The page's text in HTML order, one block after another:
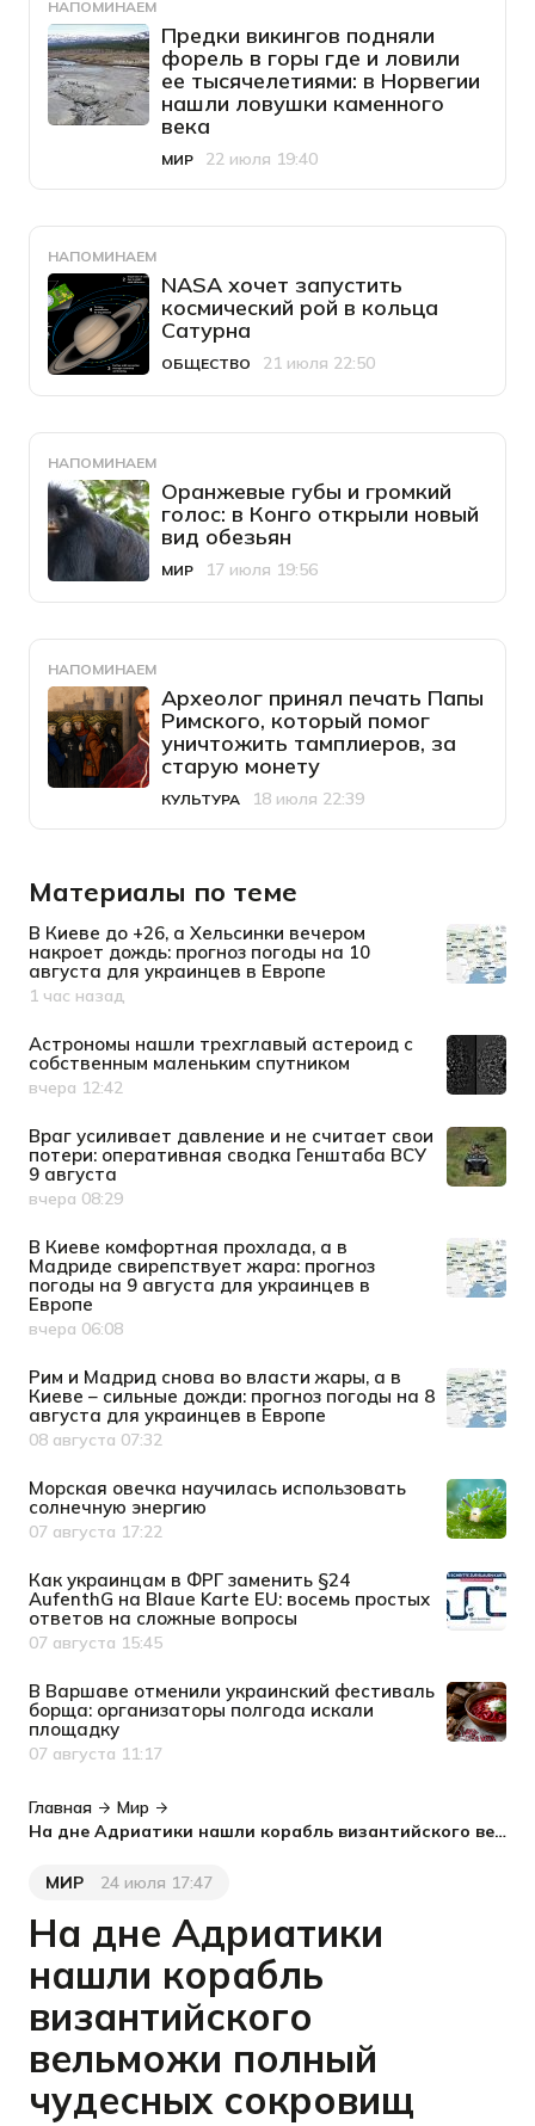
НАПОМИНАЕМ
Предки викингов подняли
форель в горы где и ловили
ее тысячелетиями: в Норвегии
нашли ловушки каменного
века
Категория
МИР
Дата публикации
22 июля 19:40
НАПОМИНАЕМ
NASA хочет запустить
космический рой в кольца
Сатурна
Категория
ОБЩЕСТВО
Дата публикации
21 июля 22:50
НАПОМИНАЕМ
Оранжевые губы и громкий
голос: в Конго открыли новый
вид обезьян
Категория
МИР
Дата публикации
17 июля 19:56
НАПОМИНАЕМ
Археолог принял печать Папы
Римского, который помог
уничтожить тамплиеров, за
старую монету
Категория
КУЛЬТУРА
Дата публикации
18 июля 22:39
Материалы по теме
В Киеве до +26, а Хельсинки вечером
накроет дождь: прогноз погоды на 10
августа для украинцев в Европе
Дата публикации
1 час назад
Астрономы нашли трехглавый астероид с
собственным маленьким спутником
Дата публикации
вчера 12:42
Враг усиливает давление и не считает свои
потери: оперативная сводка Генштаба ВСУ
9 августа
Дата публикации
вчера 08:29
В Киеве комфортная прохлада, а в
Мадриде свирепствует жара: прогноз
погоды на 9 августа для украинцев в
Европе
Дата публикации
вчера 06:08
Рим и Мадрид снова во власти жары, а в
Киеве – сильные дожди: прогноз погоды на 8
августа для украинцев в Европе
Дата публикации
08 августа 07:32
Морская овечка научилась использовать
солнечную энергию
Дата публикации
07 августа 17:22
Как украинцам в ФРГ заменить §24
AufenthG на Blaue Karte EU: восемь простых
ответов на сложные вопросы
Дата публикации
07 августа 15:45
В Варшаве отменили украинский фестиваль
борща: организаторы полгода искали
площадку
Дата публикации
07 августа 11:17
Главная
Мир
На дне Адриатики нашли корабль византийского вельможи полный чудесных сокровищ
Категория
МИР
Дата публикации
24 июля 17:47
На дне Адриатики
нашли корабль
византийского
вельможи полный
чудесных сокровищ